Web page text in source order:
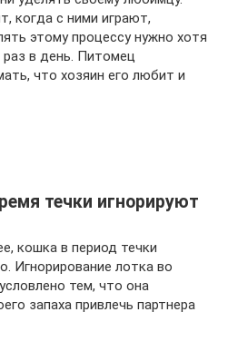
когда с ними играют,
этому процессу нужно хотя
в день. Питомец
что хозяин его любит и
течки игнорируют
кошка в период течки
Игнорирование лотка во
тем, что она
запаха привлечь партнера